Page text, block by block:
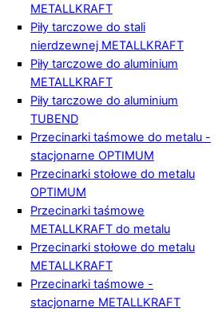
METALLKRAFT
Piły tarczowe do stali
nierdzewnej METALLKRAFT
Piły tarczowe do aluminium
METALLKRAFT
Piły tarczowe do aluminium
TUBEND
Przecinarki taśmowe do metalu -
stacjonarne OPTIMUM
Przecinarki stołowe do metalu
OPTIMUM
Przecinarki taśmowe
METALLKRAFT do metalu
Przecinarki stołowe do metalu
METALLKRAFT
Przecinarki taśmowe -
stacjonarne METALLKRAFT